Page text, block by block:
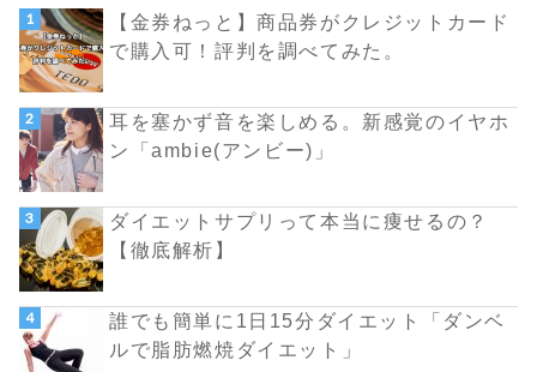
【金券ねっと】商品券がクレジットカード
で購入可！評判を調べてみた。
耳を塞かず音を楽しめる。新感覚のイヤホ
ン「ambie(アンビー)」
ダイエットサプリって本当に痩せるの？
【徹底解析】
誰でも簡単に1日15分ダイエット「ダンベ
ルで脂肪燃焼ダイエット」